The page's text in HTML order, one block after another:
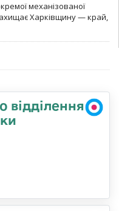
механізованої
Харківщину — край,
відділення